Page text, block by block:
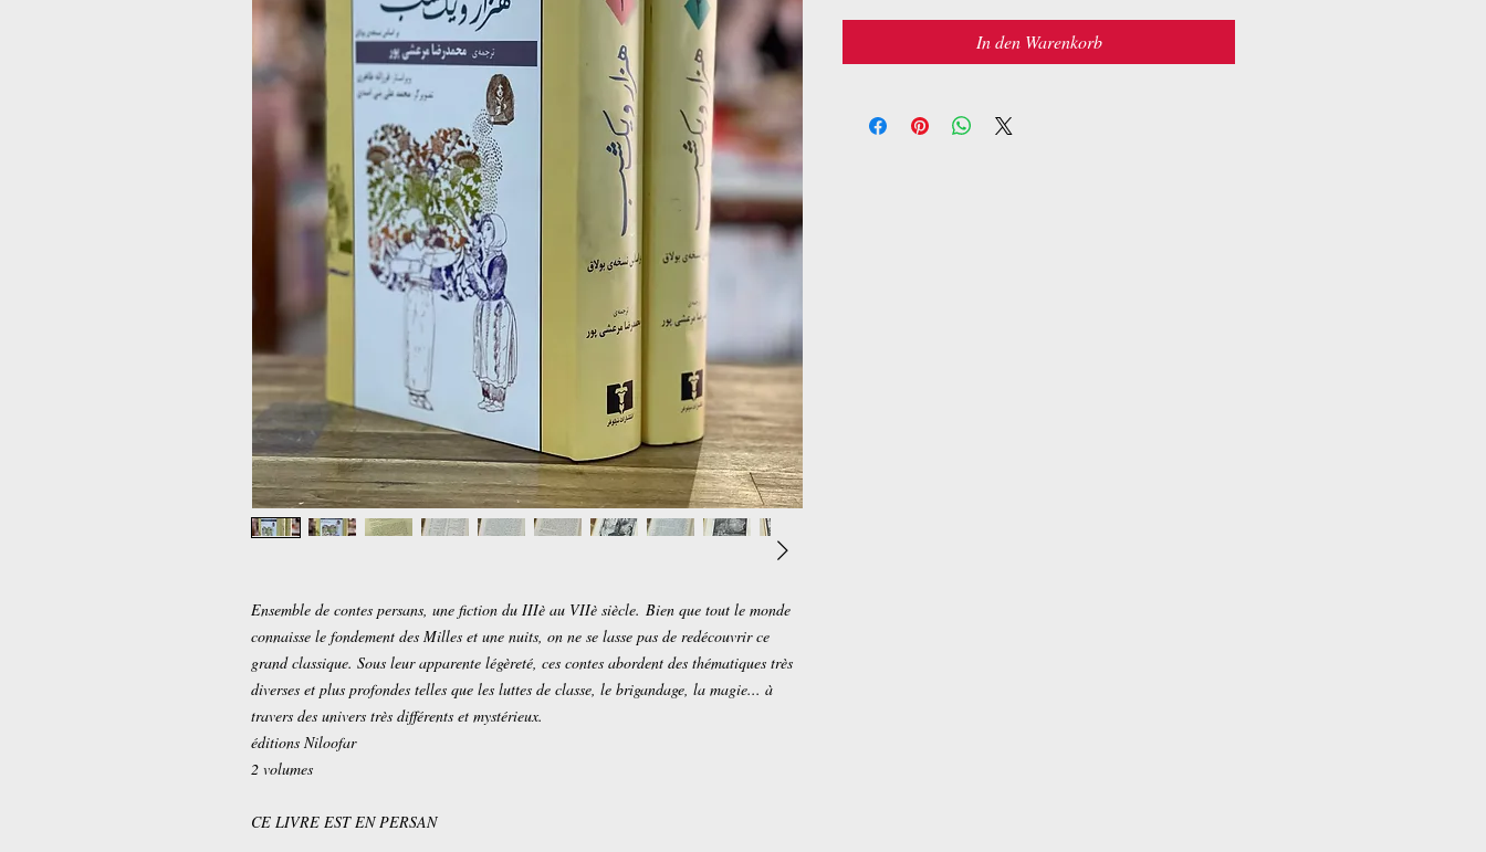
Ensemble de contes persans, une fiction du IIIè au VIIè siècle. Bien que tout le monde
connaisse le fondement des Milles et une nuits, on ne se lasse pas de redécouvrir ce
grand classique. Sous leur apparente légèreté, ces contes abordent des thématiques très
diverses et plus profondes telles que les luttes de classe, le brigandage, la magie... à
travers des univers très différents et mystérieux.
éditions Niloofar
2 volumes
CE LIVRE EST EN PERSAN
In den Warenkorb